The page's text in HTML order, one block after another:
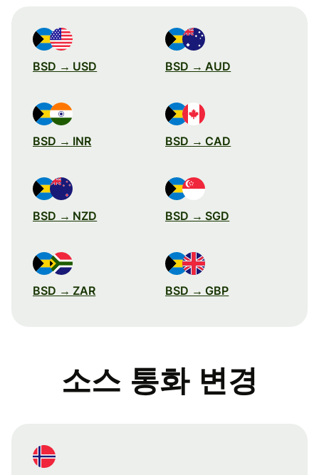
BSD → USD BSD → AUD
BSD → INR BSD → CAD
BSD → NZD BSD → SGD
BSD → ZAR BSD → GBP
소스 통화 변경